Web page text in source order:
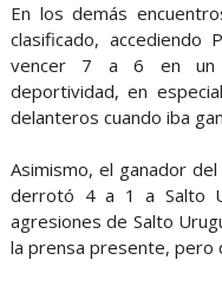
En los demás
clasificado,
vencer 7 a 6 en un
deportividad, en
delanteros cuando iba
Asimismo, el ganador
derrotó 4 a 1 a Salto
agresiones de Salto
la prensa presente, pero